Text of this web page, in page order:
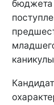
бюджета